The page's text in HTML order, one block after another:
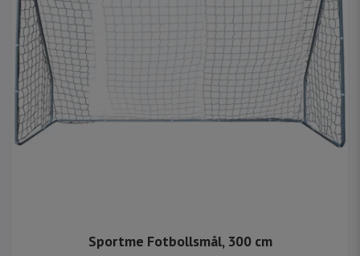
Sportme Fotbollsmål, 300 cm